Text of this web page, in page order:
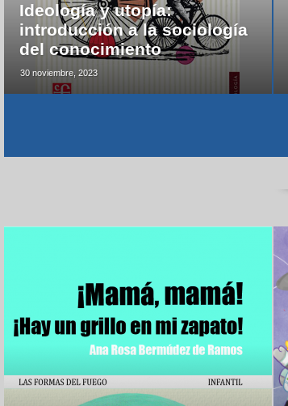
Ideología y utopía:
introducción a la sociología
del conocimiento
30 noviembre, 2023